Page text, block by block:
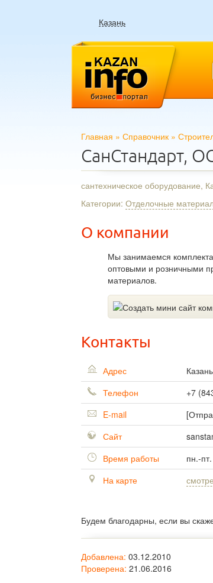
Казань
Главная » Справочник »
СанСтандарт,
сантехническое оборудование,
Категории: Отделочные
О компании
Мы занимаемся
оптовыми и розничными
материалов.
Контакты
Адрес Казань
Телефон
+7
E-mail
Сайт
Время работы
пн.-
На карте
Будем благодарны, если вы
Добавлена: 03.12.2010
Проверена: 21.06.2016